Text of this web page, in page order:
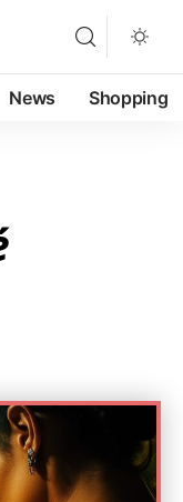
News Shopping